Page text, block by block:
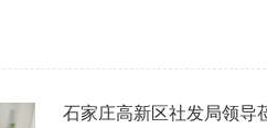
石家庄高新区社发局领导